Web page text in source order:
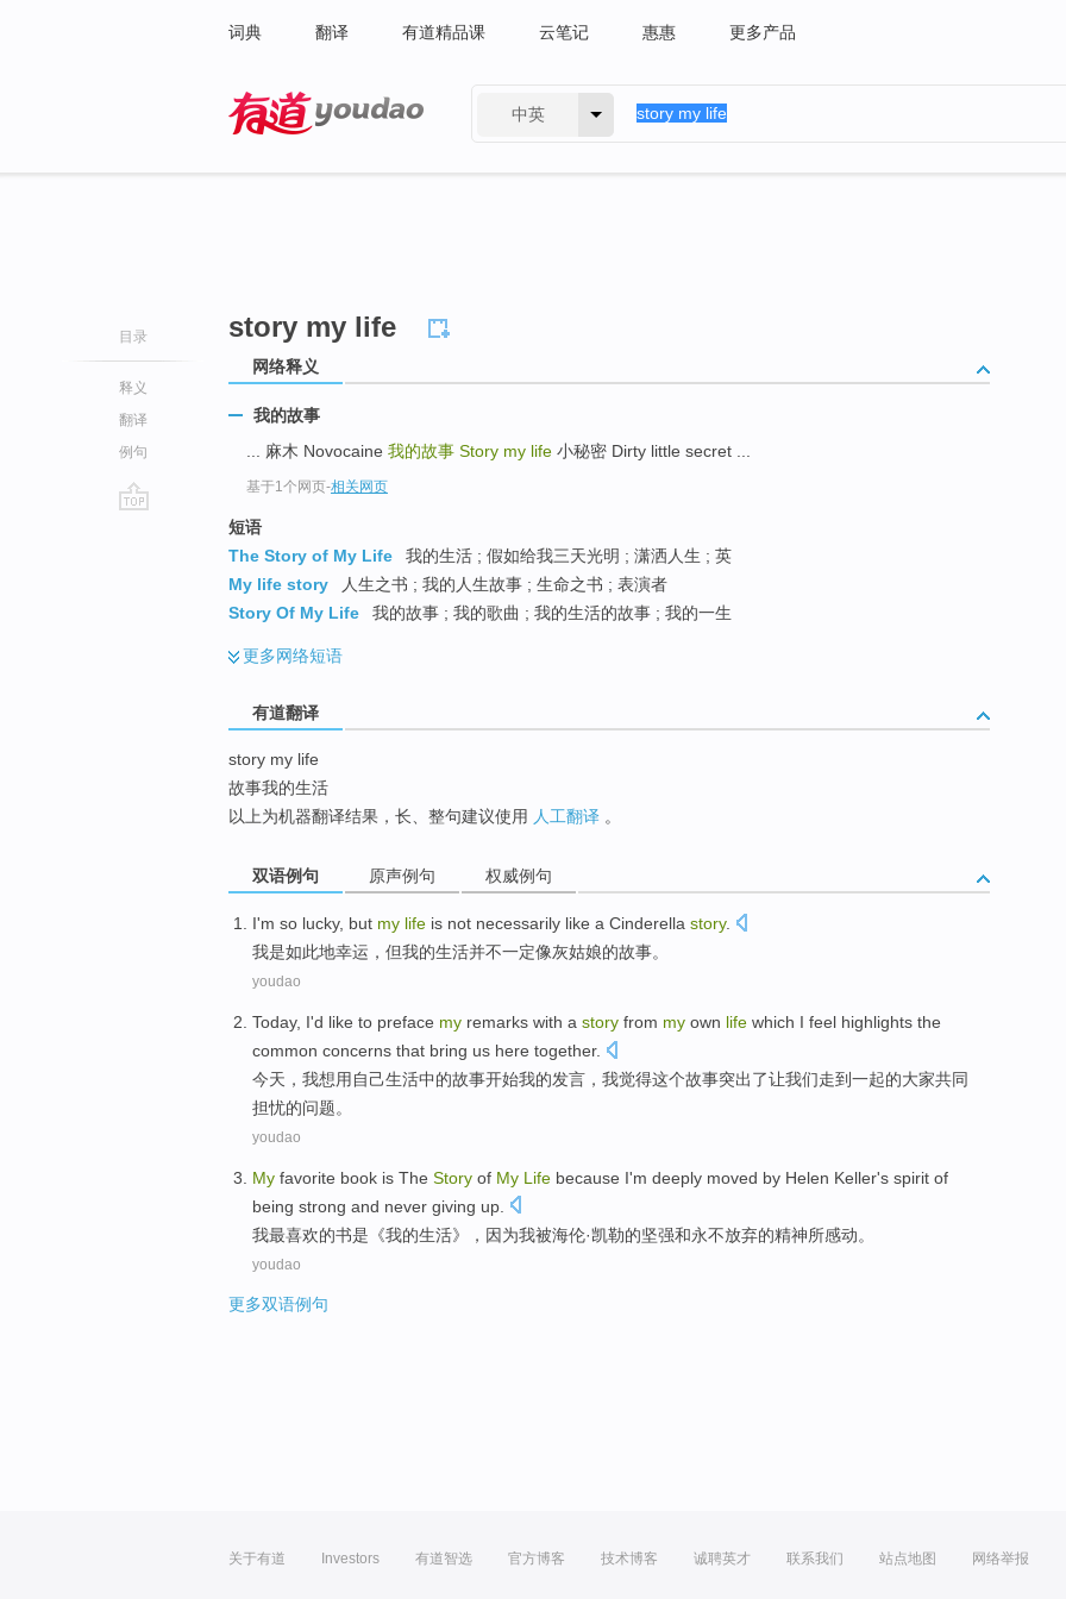
词典 翻译 有道精品课 云笔记 惠惠 更多产品
中英
目录
释义
翻译
例句
story my life
网络释义
我的故事
... 麻木 Novocaine 我的故事 Story my life 小秘密 Dirty little secret ...
基于1个网页-相关网页
短语
The Story of My Life
我的生活 ; 假如给我三天光明 ; 潇洒人生 ; 英
My life story
人生之书 ; 我的人生故事 ; 生命之书 ; 表演者
Story Of My Life
我的故事 ; 我的歌曲 ; 我的生活的故事 ; 我的一生
更多网络短语
有道翻译
story my life
故事我的生活
以上为机器翻译结果，长、整句建议使用 人工翻译 。
双语例句 原声例句 权威例句
I'm so lucky, but my life is not necessarily like a Cinderella story.
我是如此地幸运 ， 但我的生活并不一定像灰姑娘的故事。
youdao
Today, I'd like to preface my remarks with a story from my own life which I feel highlights the
common concerns that bring us here together.
今天 ， 我想用 自己生活中的故事开始我的发言 ，我觉得这个故事突出了让我们走到一起的大家共同
担忧的问题。
youdao
My favorite book is The Story of My Life because I'm deeply moved by Helen Keller's spirit of
being strong and never giving up.
我最喜欢的书是《我的生活》，因为我被海伦·凯勒的坚强和永不放弃的精神所感动。
youdao
更多双语例句
关于有道 Investors 有道智选 官方博客 技术博客 诚聘英才 联系我们 站点地图 网络举报